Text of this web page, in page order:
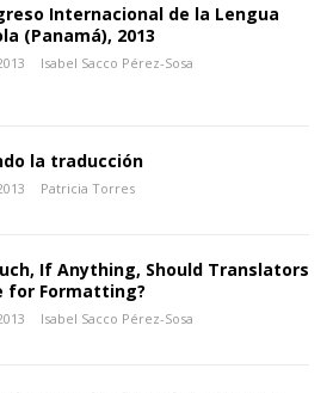
Internacional de la Lengua
(Panamá), 2013
Isabel Sacco Pérez-Sosa
la traducción
Patricia Torres
If Anything, Should Translators
for Formatting?
Isabel Sacco Pérez-Sosa